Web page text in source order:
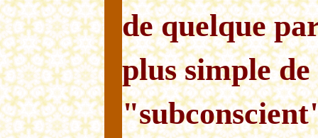
de quelque
plus simple